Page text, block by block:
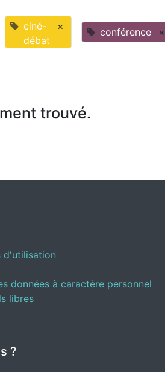
ciné-
débat
× conférence ×
trouvé.
d'utilisation
données à caractère personnel
libres
?